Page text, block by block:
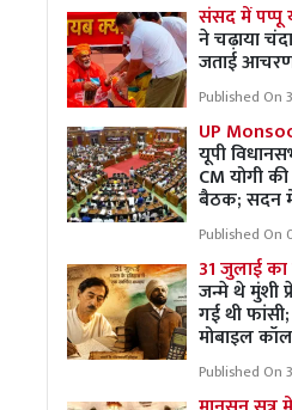
संसद में पप्पू
ने चढ़ाया
जताई
Published On
UP
यूपी
CM योगी
बैठक; सदन
Published
31 जुलाई का
जन्मे थे मुंशी
गई थी
मोबाइल
Published On